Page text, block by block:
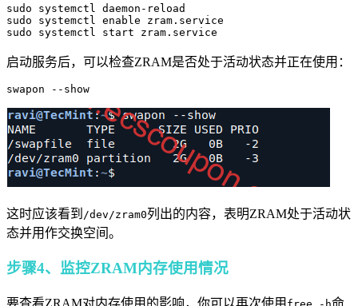
sudo systemctl daemon-reload
sudo systemctl enable zram.service
sudo systemctl start zram.service
启动服务后，可以检查ZRAM是否处于活动状态并正在使用：
swapon --show
这时应该看到 /dev/zram0列出的内容，表明ZRAM处于活动状
态并用作交换空间。
步骤4、监控ZRAM内存使用情况
要查看ZRAM对内存使用的影响，你可以再次使用 命